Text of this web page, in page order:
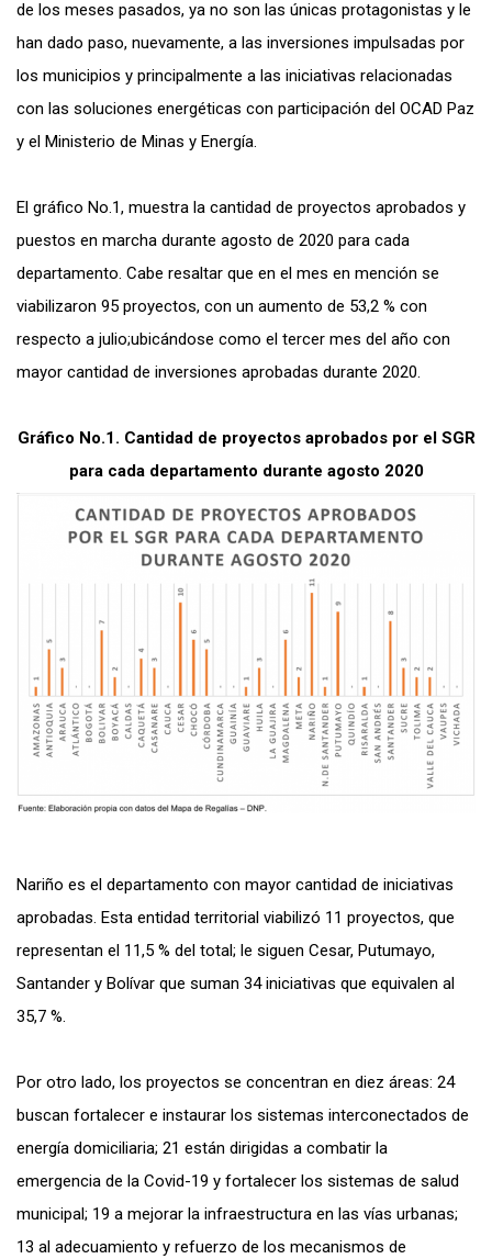
de los meses pasados, ya no son las únicas protagonistas y le
han dado paso, nuevamente, a las inversiones impulsadas por
los municipios y principalmente a las iniciativas relacionadas
con las soluciones energéticas con participación del OCAD Paz
y el Ministerio de Minas y Energía.
El gráfico No.1, muestra la cantidad de proyectos aprobados y
puestos en marcha durante agosto de 2020 para cada
departamento. Cabe resaltar que en el mes en mención se
viabilizaron 95 proyectos, con un aumento de 53,2 % con
respecto a julio;ubicándose como el tercer mes del año con
mayor cantidad de inversiones aprobadas durante 2020.
Gráfico No.1. Cantidad de proyectos aprobados por el SGR
para cada departamento durante agosto 2020
Nariño es el departamento con mayor cantidad de iniciativas
aprobadas. Esta entidad territorial viabilizó 11 proyectos, que
representan el 11,5 % del total; le siguen Cesar, Putumayo,
Santander y Bolívar que suman 34 iniciativas que equivalen al
35,7 %.
Por otro lado, los proyectos se concentran en diez áreas: 24
buscan fortalecer e instaurar los sistemas interconectados de
energía domiciliaria; 21 están dirigidas a combatir la
emergencia de la Covid-19 y fortalecer los sistemas de salud
municipal; 19 a mejorar la infraestructura en las vías urbanas;
13 al adecuamiento y refuerzo de los mecanismos de